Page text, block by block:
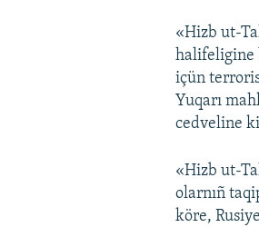
«Hizb ut-
halifeligine
içün
Yuqarı
cedveline
«Hizb ut-
olarnıñ
köre,